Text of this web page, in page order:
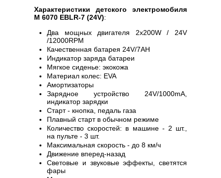
Характеристики детского электромобиля
M 6070 EBLR-7 (24V):
Два мощных двигателя 2х200W / 24V
/12000RPM
Качественная батарея 24V/7AH
Индикатор заряда батареи
Мягкое сиденье: экокожа
Материал колес: EVA
Амортизаторы
Зарядное устройство 24V/1000mA,
индикатор зарядки
Старт - кнопка, педаль газа
Плавный старт в обычном режиме
Количество скоростей: в машине - 2 шт.,
на пульте - 3 шт.
Максимальная скорость - до 8 км/ч
Движение вперед-назад
Световые и звуковые эффекты, светятся
фары